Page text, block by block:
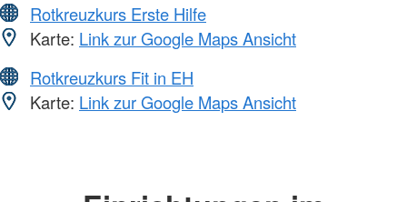
Rotkreuzkurs Erste Hilfe
Karte: Link zur Google Maps Ansicht
Rotkreuzkurs Fit in EH
Karte: Link zur Google Maps Ansicht